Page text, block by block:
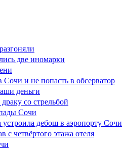
две иномарки
и не попасть в обсерватор
деньги
со стрельбой
Сочи
дебош в аэропорту Сочи
с четвёртого этажа отеля